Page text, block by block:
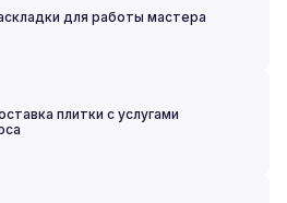
для работы мастера
плитки с услугами